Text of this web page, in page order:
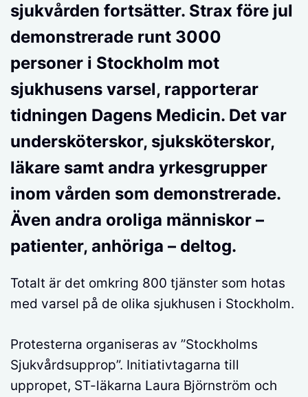
sjukvården fortsätter. Strax före jul
demonstrerade runt 3000
personer i Stockholm mot
sjukhusens varsel, rapporterar
tidningen Dagens Medicin. Det var
undersköterskor, sjuksköterskor,
läkare samt andra yrkesgrupper
inom vården som demonstrerade.
Även andra oroliga människor –
patienter, anhöriga – deltog.
Totalt är det omkring 800 tjänster som hotas
med varsel på de olika sjukhusen i Stockholm.
Protesterna organiseras av ”Stockholms
Sjukvårdsupprop”. Initiativtagarna till
uppropet, ST-läkarna Laura Björnström och